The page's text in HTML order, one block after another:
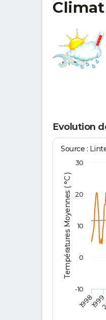
Evolution
Températures Moyennes ( °C )
Source :
19981999
-10
0
10
20
30